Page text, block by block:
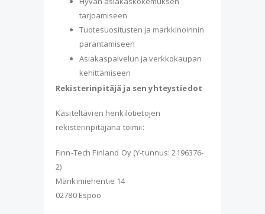
tarjoamiseen
Tuotesuositusten ja markkinoinnin
parantamiseen
Asiakaspalvelun ja verkkokaupan
kehittämiseen
Rekisterinpitäjä ja sen yhteystiedot
Käsiteltävien henkilötietojen
rekisterinpitäjänä toimii:
Finn-Tech Finland Oy (Y-tunnus: 2196376-
2)
Mänkimiehentie 14
02780 Espoo